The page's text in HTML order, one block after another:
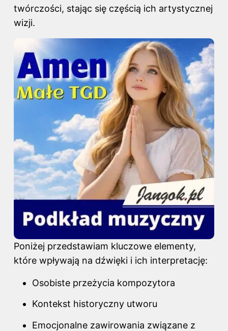
twórczości, stając się częścią ich artystycznej
wizji.
Poniżej przedstawiam kluczowe elementy,
które wpływają na dźwięki i ich interpretację:
Osobiste przeżycia kompozytora
Kontekst historyczny utworu
Emocjonalne zawirowania związane z